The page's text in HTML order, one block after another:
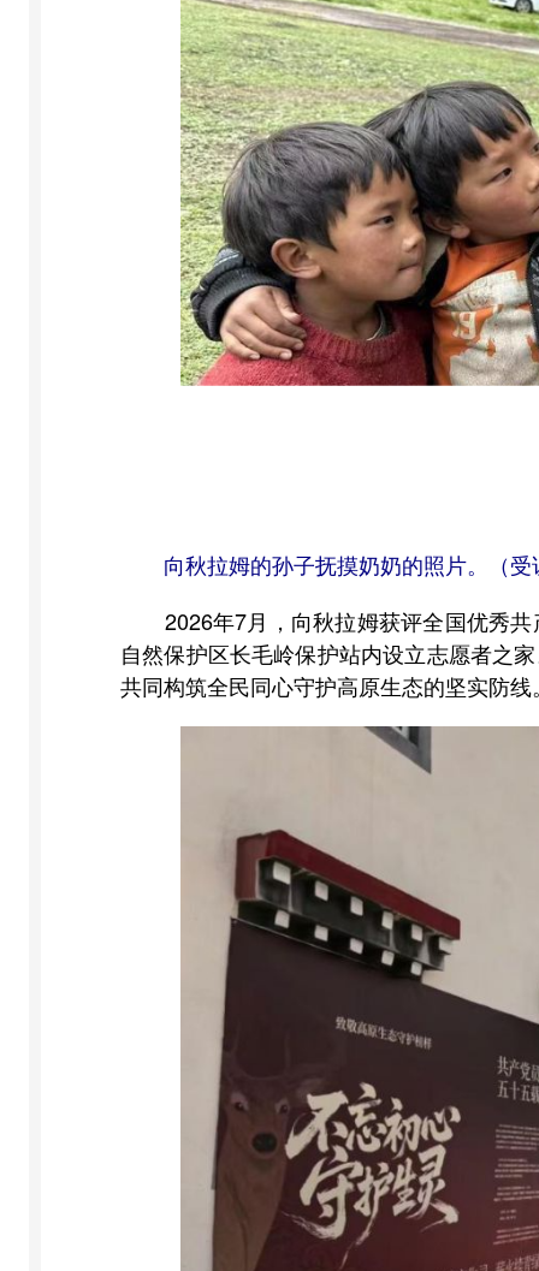
向秋拉姆的孙子抚摸奶奶的照片。（
2026年7月，向秋拉姆获评全国优秀共
自然保护区长毛岭保护站内设立志愿者之
共同构筑全民同心守护高原生态的坚实防线